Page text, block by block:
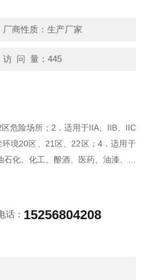
厂商性质：生产厂家
访 问 量：445
危险场所；2．适用于IIA、IIB、IIC
境20区、21区、22区；4．适用于
化、化工、酿酒、医药、油漆、纺
话： 15256804208